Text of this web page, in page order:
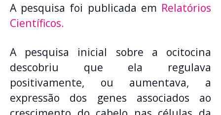
A pesquisa foi publicada em Relatórios
Científicos.
A pesquisa inicial sobre a ocitocina
descobriu que ela regulava
positivamente, ou aumentava, a
expressão dos genes associados ao